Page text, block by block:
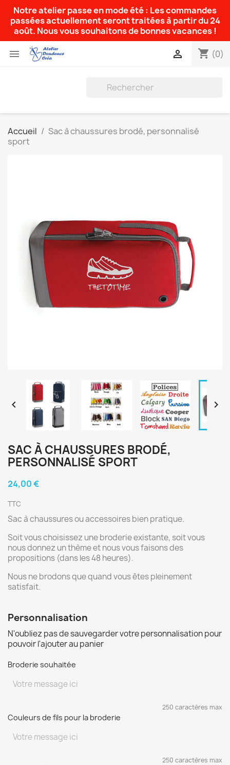
Notre atelier passe en mode été : Les commandes
passées actuellement seront traitées à partir du 24
août. Nous vous souhaitons de bonnes vacances !
 shopping_cart (0)

Accueil
Sac à chaussures brodé, personnalisé
sport
 
SAC À CHAUSSURES BRODÉ,
PERSONNALISÉ SPORT
24,00 €
TTC
Sac à chaussures ou accessoires bien pratique.
Soit vous choisissez une broderie existante, soit vous
nous donnez un thème et nous vous faisons des
propositions (dans les 48 heures).
Nous ne brodons que quand vous êtes pleinement
satisfait.
Personnalisation
N'oubliez pas de sauvegarder votre personnalisation pour
pouvoir l'ajouter au panier
Broderie souhaitée
250 caractères max
Couleurs de fils pour la broderie
250 caractères max